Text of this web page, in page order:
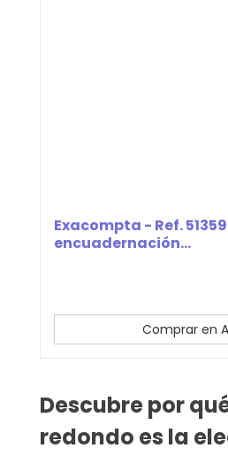
Exacompta - Ref.
encuadernación...
Comprar en
Descubre por
redondo es la